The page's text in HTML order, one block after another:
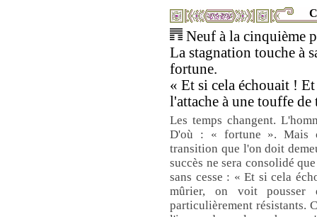
Neuf à la cinquième
La stagnation touche à
fortune.
« Et si cela échouait !
l'attache à une touffe de
Les temps changent.
D'où : « fortune ». Mais
transition que l'on doit
succès ne sera consolidé
sans cesse : « Et si cela
mûrier, on voit pousser
particulièrement résistants.